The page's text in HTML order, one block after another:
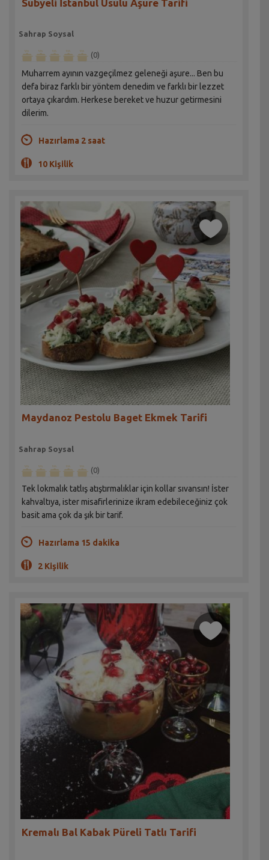
Sübyeli İstanbul Usulü Aşure Tarifi
Sahrap Soysal
(0)
Muharrem ayının vazgeçilmez geleneği aşure... Ben bu
defa biraz farklı bir yöntem denedim ve farklı bir lezzet
ortaya çıkardım. Herkese bereket ve huzur getirmesini
dilerim.
Hazırlama 2 saat
10 Kişilik
Maydanoz Pestolu Baget Ekmek Tarifi
Sahrap Soysal
(0)
Tek lokmalık tatlış atıştırmalıklar için kollar sıvansın! İster
kahvaltıya, ister misafirlerinize ikram edebileceğiniz çok
basit ama çok da şık bir tarif.
Hazırlama 15 dakika
2 Kişilik
Kremalı Bal Kabak Püreli Tatlı Tarifi